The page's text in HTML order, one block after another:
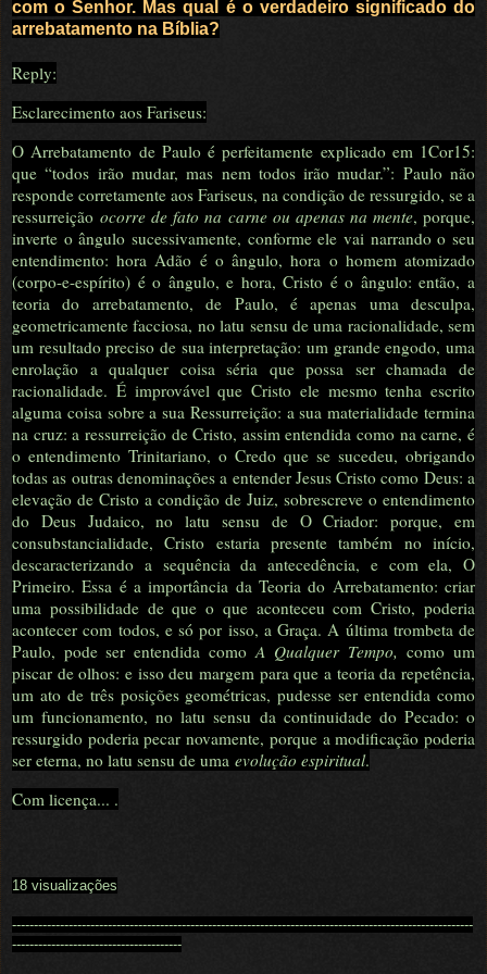
com o Senhor. Mas qual é o verdadeiro significado do
arrebatamento na Bíblia?
Reply:
Esclarecimento aos Fariseus:
O Arrebatamento de Paulo é perfeitamente explicado em 1Cor15:
que “todos irão mudar, mas nem todos irão mudar.”: Paulo não
responde corretamente aos Fariseus, na condição de ressurgido, se a
ressurreiçãoocorre de fato na carne ou apenas na mente, porque,
inverte o ângulo sucessivamente, conforme ele vai narrando o seu
entendimento: hora Adão é o ângulo, hora o homem atomizado
(corpo-e-espírito) é o ângulo, e hora, Cristo é o ângulo: então, a
teoria do arrebatamento, de Paulo, é apenas uma desculpa,
geometricamente facciosa, no latu sensu de uma racionalidade, sem
um resultado preciso de sua interpretação: um grande engodo, uma
enrolação a qualquer coisa séria que possa ser chamada de
racionalidade. É improvável que Cristo ele mesmo tenha escrito
alguma coisa sobre a sua Ressurreição: a sua materialidade termina
na cruz: a ressurreição de Cristo, assim entendida como na carne, é
o entendimento Trinitariano, o Credo que se sucedeu, obrigando
todas as outras denominações a entender Jesus Cristo como Deus: a
elevação de Cristo a condição de Juiz, sobrescreve o entendimento
do Deus Judaico, no latu sensu de O Criador: porque, em
consubstancialidade, Cristo estaria presente também no início,
descaracterizando a sequência da antecedência, e com ela, O
Primeiro. Essa é a importância da Teoria do Arrebatamento: criar
uma possibilidade de que o que aconteceu com Cristo, poderia
acontecer com todos, e só por isso, a Graça. A última trombeta de
Paulo, pode ser entendida comoA Qualquer Tempo, como um
piscar de olhos: e isso deu margem para que a teoria da repetência,
um ato de três posições geométricas, pudesse ser entendida como
um funcionamento, no latu sensu da continuidade do Pecado: o
ressurgido poderia pecar novamente, porque a modificação poderia
ser eterna, no latu sensu de uma evolução espiritual.
Com licença... .
18 visualizações
----------------------------------------------------------------------------------------------------------
---------------------------------------